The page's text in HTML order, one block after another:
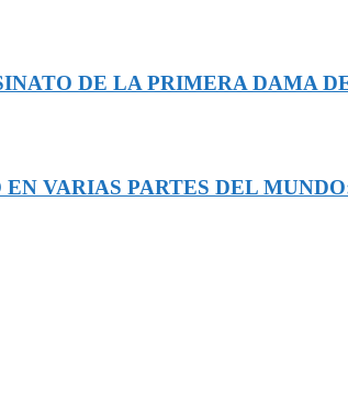
DE LA PRIMERA DAMA
VARIAS PARTES DEL